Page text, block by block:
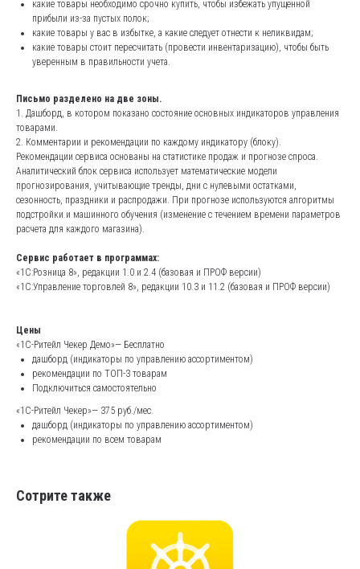
какие товары необходимо срочно купить, чтобы избежать упущенной
прибыли из-за пустых полок;
какие товары у вас в избытке, а какие следует отнести к неликвидам;
какие товары стоит пересчитать (провести инвентаризацию), чтобы быть
уверенным в правильности учета.
Письмо разделено на две зоны.
1. Дашборд, в котором показано состояние основных индикаторов управления
товарами.
2. Комментарии и рекомендации по каждому индикатору (блоку).
Рекомендации сервиса основаны на статистике продаж и прогнозе спроса.
Аналитический блок сервиса использует математические модели
прогнозирования, учитывающие тренды, дни с нулевыми остатками,
сезонность, праздники и распродажи. При прогнозе используются алгоритмы
подстройки и машинного обучения (изменение с течением времени параметров
расчета для каждого магазина).
Сервис работает в программах:
«1С:Розница 8», редакции 1.0 и 2.4 (базовая и ПРОФ версии)
«1С:Управление торговлей 8», редакции 10.3 и 11.2 (базовая и ПРОФ версии)
Цены
«1С-Ритейл Чекер Демо»— Бесплатно
дашборд (индикаторы по управлению ассортиментом)
рекомендации по ТОП-3 товарам
Подключиться самостоятельно
«1С-Ритейл Чекер»— 375 руб./мес.
дашборд (индикаторы по управлению ассортиментом)
рекомендации по всем товарам
Сотрите также